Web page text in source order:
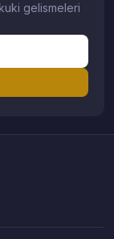
gelismeleri